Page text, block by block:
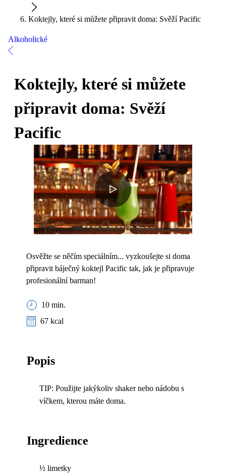
Koktejly, které si můžete připravit doma: Svěží Pacific
Alkoholické
Koktejly, které si můžete
připravit doma: Svěží
Pacific
Osvěžte se něčím speciálním... vyzkoušejte si doma
připravit báječný koktejl Pacific tak, jak je připravuje
profesionální barman!
10 min.
67 kcal
Popis
TIP: Použijte jakýkoliv shaker nebo nádobu s
víčkem, kterou máte doma.
Ingredience
½ limetky